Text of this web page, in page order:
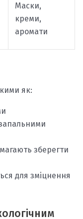
Маски,
креми,
аромати
як:
зберегти
для зміцнення